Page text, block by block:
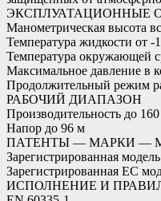
ЭКСПЛУАТАЦИОННЫЕ
Манометрическая высота
Температура жидкости от -
Температура окружающей
Максимальное давление в
Продолжительный режим
РАБОЧИЙ ДИАПАЗОН
Производительность до
Напор до 96 м
ПАТЕНТЫ — МАРКИ —
Зарегистрированная
Зарегистрированная ЕС
ИСПОЛНЕНИЕ И